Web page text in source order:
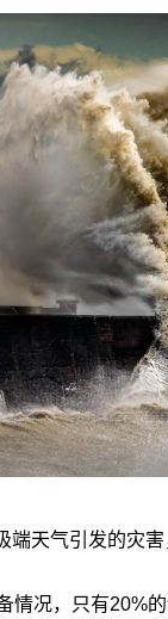
端天气引发的灾
情况，只有20%